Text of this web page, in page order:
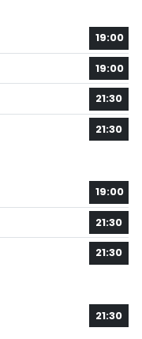
19:00
19:00
21:30
21:30
19:00
21:30
21:30
21:30